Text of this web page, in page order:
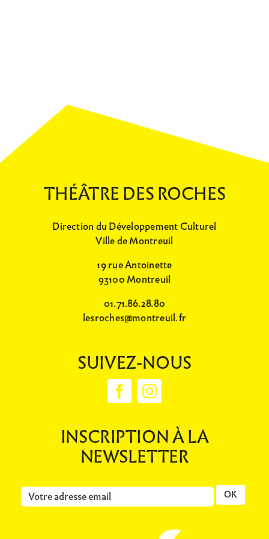
THÉÂTRE DES ROCHES
Direction du Développement Culturel
Ville de Montreuil
19 rue Antoinette
93100 Montreuil
01.71.86.28.80
lesroches@montreuil.fr
SUIVEZ-NOUS
INSCRIPTION À LA
NEWSLETTER